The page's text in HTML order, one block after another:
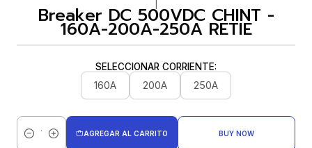
Breaker DC 500VDC CHINT -
160A-200A-250A RETIE
SELECCIONAR CORRIENTE:
160A 200A 250A
Cantidad
AGREGAR AL CARRITO BUY NOW